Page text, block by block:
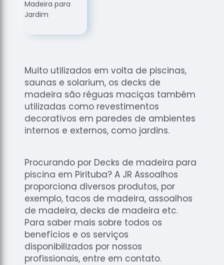
Raspagem
de
Raspagem
de Tacos
de
Madeiras
Raspagens
de Pisos
Madeiras
Muito utilizados em volta de piscinas,
saunas e solarium, os decks de
madeira são réguas maciças também
utilizadas como revestimentos
decorativos em paredes de ambientes
internos e externos, como jardins.
Procurando por Decks de madeira para
piscina em Pirituba? A JR Assoalhos
proporciona diversos produtos, por
exemplo, tacos de madeira, assoalhos
de madeira, decks de madeira etc.
Para saber mais sobre todos os
benefícios e os serviços
disponibilizados por nossos
profissionais, entre em contato.